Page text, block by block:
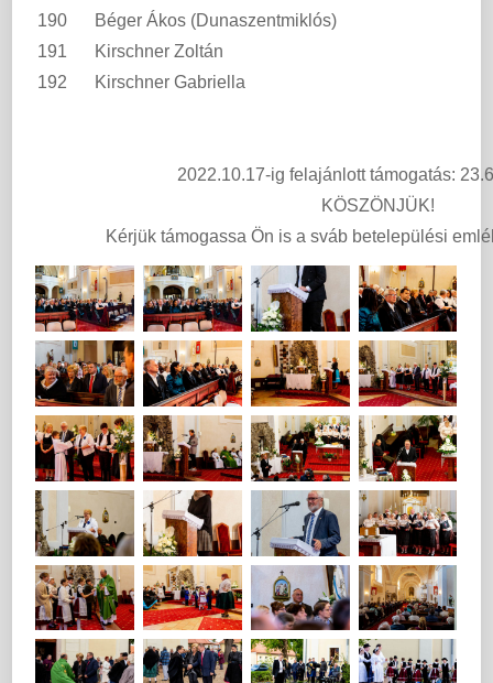
190
Béger Ákos (Dunaszentmiklós)
191
Kirschner Zoltán
192
Kirschner Gabriella
2022.10.17-ig felajánlott támogatás:
KÖSZÖNJÜK!
Kérjük támogassa Ön is a sváb betelepülési